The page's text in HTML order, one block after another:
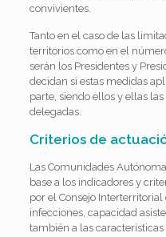
convivientes.
Tanto en el caso de las
territorios como en el
serán los Presidentes y
decidan si estas medidas
parte, siendo ellos y ellas
delegadas.
Criterios de
Las Comunidades
base a los indicadores y
por el Consejo
infecciones, capacidad
también a las